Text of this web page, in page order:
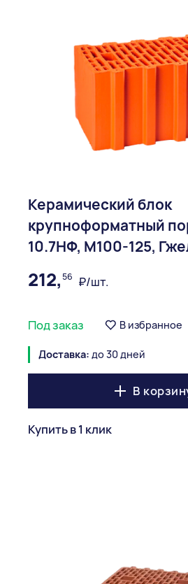
Керамический блок
крупноформатный
10.7НФ, М100-125,
212, 56 ₽/шт.
Под заказ В избранное
Доставка: до 30 дней
В
Купить в 1 клик